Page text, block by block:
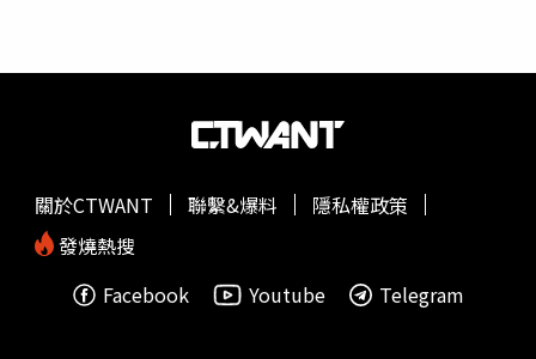
關於CTWANT 聯繫&爆料
隱私權政策
發燒熱搜
Facebook
Youtube Telegram